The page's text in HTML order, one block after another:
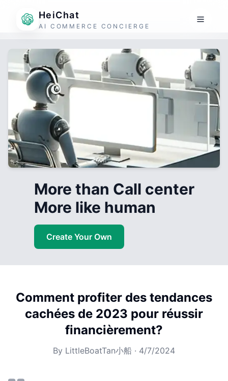
HeiChat
AI COMMERCE CONCIERGE
More than Call center
More like human
Create Your Own
Comment profiter des tendances
cachées de 2023 pour réussir
financièrement?
By LittleBoatTan小船 · 4/7/2024